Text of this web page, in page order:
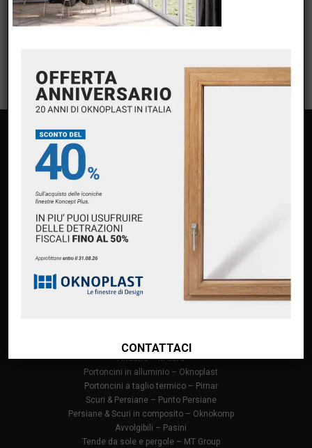
Feed dei commenti
Premium Partner Oknoplast
Finanziamento Oknoplast
Finestre in alluminio – Oknoplast
Finestre – M Sora
Portoncini in alluminio – Oknoplast
Portoncini a taglio termico – Pirnar
Scuri & Persiane – Punto Persiane
Persiane & Scuri in composito – Oknokomp
Avvolgibili – Pasini
Tende da sole e pergole – MT Group
CONTATTACI